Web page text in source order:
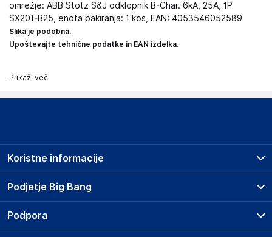
omrežje: ABB Stotz S&J odklopnik B-Char. 6kA, 25A, 1P
SX201-B25, enota pakiranja: 1 kos, EAN: 4053546052589
Slika je podobna.
Upoštevajte tehnične podatke in EAN izdelka.
Prikaži več
Podjetje Big Bang
O podjetju
Koristne informacije
Prodajna mesta
Storitve
Dostava, vnos in odvoz
Podpora